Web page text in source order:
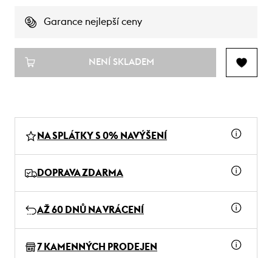
Garance nejlepší ceny
NENÍ SKLADEM
NA SPLÁTKY S 0% NAVÝŠENÍ
DOPRAVA ZDARMA
AŽ 60 DNŮ NA VRÁCENÍ
7 KAMENNÝCH PRODEJEN